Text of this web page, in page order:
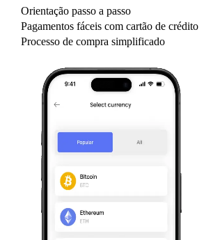
Orientação passo a passo
Pagamentos fáceis com cartão de crédito
Processo de compra simplificado